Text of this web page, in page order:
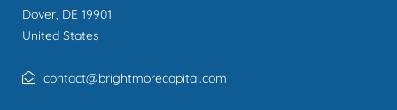
Dover, DE 19901
United States
contact@brightmorecapital.com